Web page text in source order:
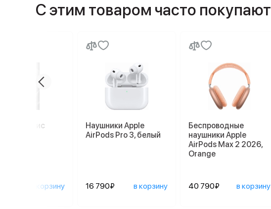
С этим товаром часто покупают
сервис
в корзину
Наушники Apple
AirPods Pro 3, белый
16 790₽ в корзину
Беспроводные
наушники Apple
AirPods Max 2 2026,
Orange
40 790₽ в корзину